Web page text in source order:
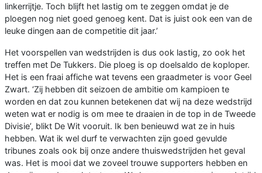
linkerrijtje. Toch blijft het lastig om te zeggen omdat je de
ploegen nog niet goed genoeg kent. Dat is juist ook een van de
leuke dingen aan de competitie dit jaar.’
Het voorspellen van wedstrijden is dus ook lastig, zo ook het
treffen met De Tukkers. Die ploeg is op doelsaldo de koploper.
Het is een fraai affiche wat tevens een graadmeter is voor Geel
Zwart. ‘Zij hebben dit seizoen de ambitie om kampioen te
worden en dat zou kunnen betekenen dat wij na deze wedstrijd
weten wat er nodig is om mee te draaien in de top in de Tweede
Divisie’, blikt De Wit vooruit. Ik ben benieuwd wat ze in huis
hebben. Wat ik wel durf te verwachten zijn goed gevulde
tribunes zoals ook bij onze andere thuiswedstrijden het geval
was. Het is mooi dat we zoveel trouwe supporters hebben en